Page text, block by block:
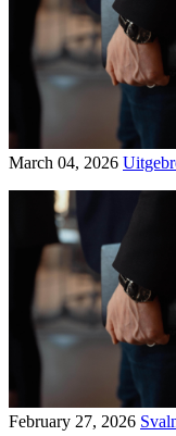
March 04, 2026
February 27, 2026